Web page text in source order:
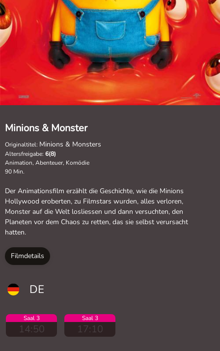
Minions & Monster
Originaltitel: Minions & Monsters
Altersfreigabe: 6(8)
Animation, Abenteuer, Komödie
90 Min.
Der Animationsfilm erzählt die Geschichte, wie die Minions
Hollywood eroberten, zu Filmstars wurden, alles verloren,
Monster auf die Welt losliessen und dann versuchten, den
Planeten vor dem Chaos zu retten, das sie selbst verursacht
hatten.
Filmdetails
DE
Saal 3
14:50
Saal 3
17:10